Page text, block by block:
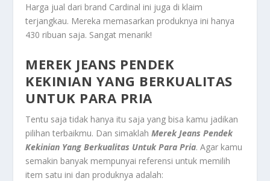
Harga jual dari brand Cardinal ini juga di klaim
terjangkau. Mereka memasarkan produknya ini hanya
430 ribuan saja. Sangat menarik!
MEREK JEANS PENDEK
KEKINIAN YANG BERKUALITAS
UNTUK PARA PRIA
Tentu saja tidak hanya itu saja yang bisa kamu jadikan
pilihan terbaikmu. Dan simaklahMerek Jeans Pendek
Kekinian Yang Berkualitas Untuk Para Pria.Agar kamu
semakin banyak mempunyai referensi untuk memilih
item satu ini dan produknya adalah: